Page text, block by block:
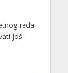
reda
još